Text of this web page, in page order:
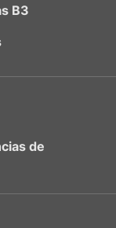
B3
de